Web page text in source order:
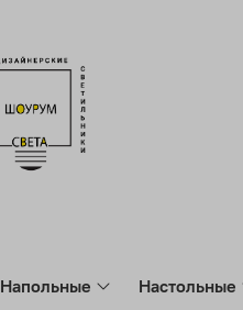
Напольные Настольные